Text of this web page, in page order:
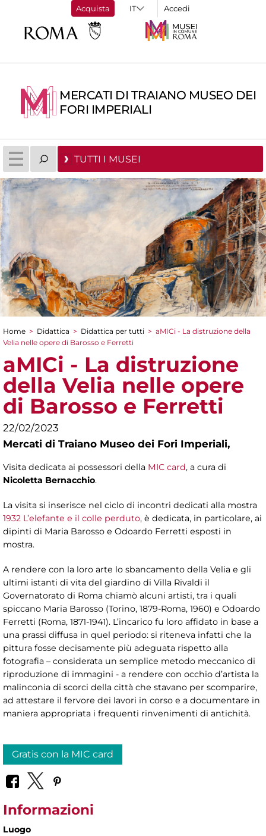
Acquista Accedi
MERCATI DI TRAIANO MUSEO DEI
FORI IMPERIALI
TUTTI I MUSEI
Tu sei qui
Home > Didattica > Didattica per tutti > aMICi - La distruzione della
Velia nelle opere di Barosso e Ferretti
aMICi - La distruzione
della Velia nelle opere
di Barosso e Ferretti
22/02/2023
Mercati di Traiano Museo dei Fori Imperiali,
Visita dedicata ai possessori della MIC card, a cura di
Nicoletta Bernacchio.
La visita si inserisce nel ciclo di incontri dedicati alla mostra
1932 L’elefante e il colle perduto, è dedicata, in particolare, ai
dipinti di Maria Barosso e Odoardo Ferretti esposti in
mostra.
A rendere con la loro arte lo sbancamento della Velia e gli
ultimi istanti di vita del giardino di Villa Rivaldi il
Governatorato di Roma chiamò alcuni artisti, tra i quali
spiccano Maria Barosso (Torino, 1879-Roma, 1960) e Odoardo
Ferretti (Roma, 1871-1941). L’incarico fu loro affidato in base a
una prassi diffusa in quel periodo: si riteneva infatti che la
pittura fosse decisamente più adeguata rispetto alla
fotografia – considerata un semplice metodo meccanico di
riproduzione di immagini - a rendere con occhio d’artista la
malinconia di scorci della città che stavano per scomparire,
ad attestare il fervore dei lavori in corso e a documentare in
maniera appropriata i frequenti rinvenimenti di antichità.
Gratis con la MIC card
Informazioni
Luogo